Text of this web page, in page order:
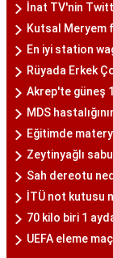
İnat TV'nin
Kutsal Meryem
En iyi station
Rüyada Erkek
Akrep'te güneş
MDS
Eğitimde
Zeytinyağlı
Sah dereotu
İTÜ not kutusu
70 kilo biri 1
UEFA eleme